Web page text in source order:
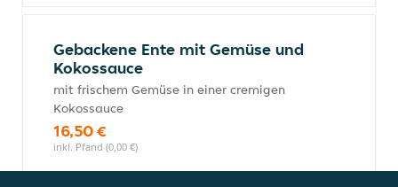
Gebackene Ente mit Gemüse und
Kokossauce
mit frischem Gemüse in einer cremigen
Kokossauce
16,50 €
inkl. Pfand (0,00 €)